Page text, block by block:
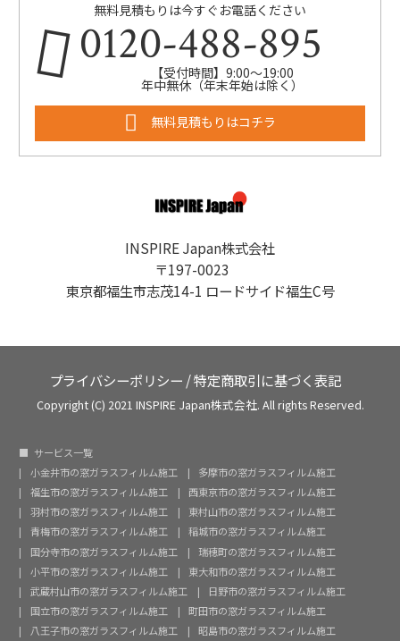
無料見積もりは今すぐお電話ください
0120-488-895
【受付時間】9:00～19:00
年中無休（年末年始は除く）
無料見積もりはコチラ
INSPIRE Japan株式会社
〒197-0023
東京都福生市志茂14-1 ロードサイド福生C号
プライバシーポリシー /特定商取引に基づく表記
Copyright (C) 2021 INSPIRE Japan株式会社. All rights Reserved.
サービス一覧
小金井市の窓ガラスフィルム施工
多摩市の窓ガラスフィルム施工
福生市の窓ガラスフィルム施工
西東京市の窓ガラスフィルム施工
羽村市の窓ガラスフィルム施工
東村山市の窓ガラスフィルム施工
青梅市の窓ガラスフィルム施工
稲城市の窓ガラスフィルム施工
国分寺市の窓ガラスフィルム施工
瑞穂町の窓ガラスフィルム施工
小平市の窓ガラスフィルム施工
東大和市の窓ガラスフィルム施工
武蔵村山市の窓ガラスフィルム施工
日野市の窓ガラスフィルム施工
国立市の窓ガラスフィルム施工
町田市の窓ガラスフィルム施工
八王子市の窓ガラスフィルム施工
昭島市の窓ガラスフィルム施工